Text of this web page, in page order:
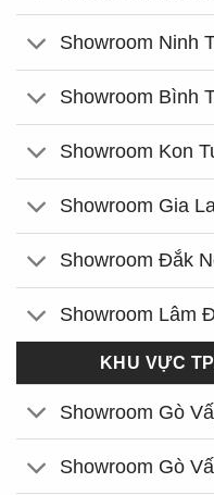
Showroom Ninh
Showroom Bình
Showroom Kon
Showroom Gia
Showroom Đắk
Showroom Lâm
KHU VỰC
Showroom Gò
Showroom Gò